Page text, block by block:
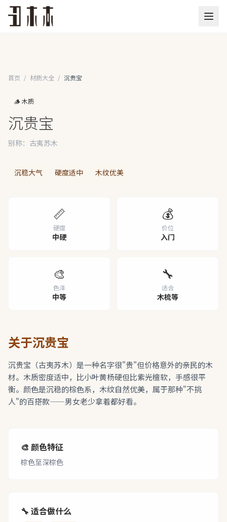
首页 / 材质大全 / 沉贵宝
🪵 木质
沉贵宝
别称：古夷苏木
沉稳大气 硬度适中 木纹优美
📏
硬度
中硬
💰
价位
入门
🎨
色泽
中等
🔧
适合
木梳等
关于沉贵宝
沉贵宝（古夷苏木）是一种名字很"贵"但价格意外的亲民的木
材。木质密度适中，比小叶黄杨硬但比紫光檀软，手感很平
衡。颜色是沉稳的棕色系，木纹自然优美，属于那种"不挑
人"的百搭款——男女老少拿着都好看。
🎨 颜色特征
棕色至深棕色
🔧 适合做什么